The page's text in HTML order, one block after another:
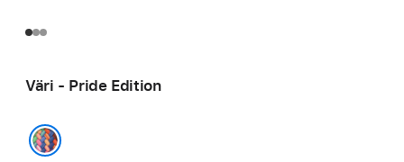
Väri - Pride Edition